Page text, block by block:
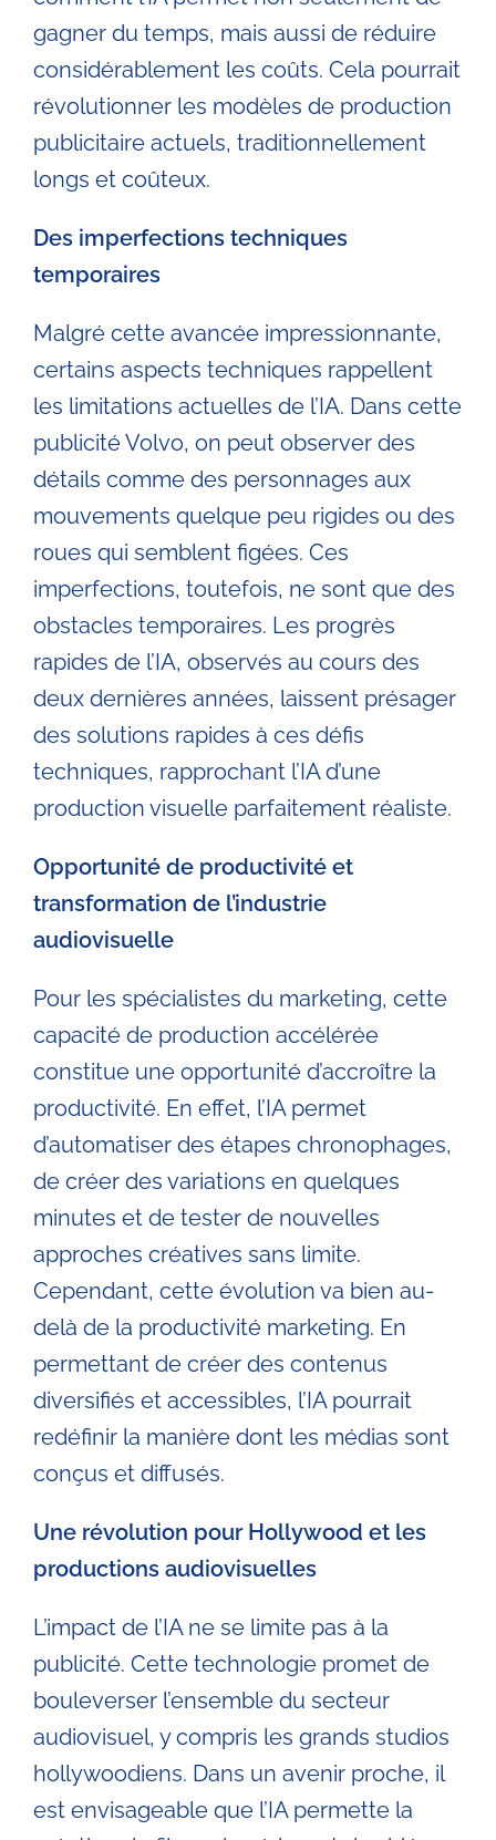
gagner du temps, mais aussi de réduire
considérablement les coûts. Cela pourrait
révolutionner les modèles de production
publicitaire actuels, traditionnellement
longs et coûteux.
Des imperfections techniques
temporaires
Malgré cette avancée impressionnante,
certains aspects techniques rappellent
les limitations actuelles de l’IA. Dans cette
publicité Volvo, on peut observer des
détails comme des personnages aux
mouvements quelque peu rigides ou des
roues qui semblent figées. Ces
imperfections, toutefois, ne sont que des
obstacles temporaires. Les progrès
rapides de l’IA, observés au cours des
deux dernières années, laissent présager
des solutions rapides à ces défis
techniques, rapprochant l’IA d’une
production visuelle parfaitement réaliste.
Opportunité de productivité et
transformation de l’industrie
audiovisuelle
Pour les spécialistes du marketing, cette
capacité de production accélérée
constitue une opportunité d’accroître la
productivité. En effet, l’IA permet
d’automatiser des étapes chronophages,
de créer des variations en quelques
minutes et de tester de nouvelles
approches créatives sans limite.
Cependant, cette évolution va bien au-
delà de la productivité marketing. En
permettant de créer des contenus
diversifiés et accessibles, l’IA pourrait
redéfinir la manière dont les médias sont
conçus et diffusés.
Une révolution pour Hollywood et les
productions audiovisuelles
L’impact de l’IA ne se limite pas à la
publicité. Cette technologie promet de
bouleverser l’ensemble du secteur
audiovisuel, y compris les grands studios
hollywoodiens. Dans un avenir proche, il
est envisageable que l’IA permette la